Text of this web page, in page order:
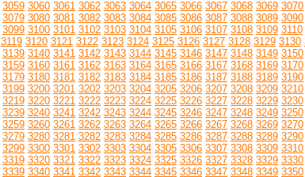
3059 3060 3061 3062 3063 3064 3065 3066 3067 3068 3069 3070
3079 3080 3081 3082 3083 3084 3085 3086 3087 3088 3089 3090
3099 3100 3101 3102 3103 3104 3105 3106 3107 3108 3109 3110
3119 3120 3121 3122 3123 3124 3125 3126 3127 3128 3129 3130
3139 3140 3141 3142 3143 3144 3145 3146 3147 3148 3149 3150
3159 3160 3161 3162 3163 3164 3165 3166 3167 3168 3169 3170
3179 3180 3181 3182 3183 3184 3185 3186 3187 3188 3189 3190
3199 3200 3201 3202 3203 3204 3205 3206 3207 3208 3209 3210
3219 3220 3221 3222 3223 3224 3225 3226 3227 3228 3229 3230
3239 3240 3241 3242 3243 3244 3245 3246 3247 3248 3249 3250
3259 3260 3261 3262 3263 3264 3265 3266 3267 3268 3269 3270
3279 3280 3281 3282 3283 3284 3285 3286 3287 3288 3289 3290
3299 3300 3301 3302 3303 3304 3305 3306 3307 3308 3309 3310
3319 3320 3321 3322 3323 3324 3325 3326 3327 3328 3329 3330
3339 3340 3341 3342 3343 3344 3345 3346 3347 3348 3349 3350